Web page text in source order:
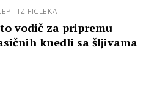
IZ FICLEKA
vodič za pripremu
knedli sa šljivama